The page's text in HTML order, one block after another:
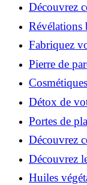
Découvrez
incitent à
Révélations
Fabriquez
simple et
Pierre de
infaillibles
possible?
Détox de
ingrédients
Portes de
le meilleur
Découvrez
Découvrez
le fer: Top
Huiles